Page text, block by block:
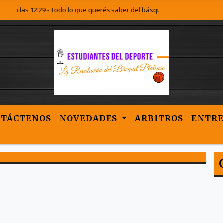
las 12:29 - Todo lo que querés saber del básquet Platense lo encontrás
NOVEDADES ARBITROS